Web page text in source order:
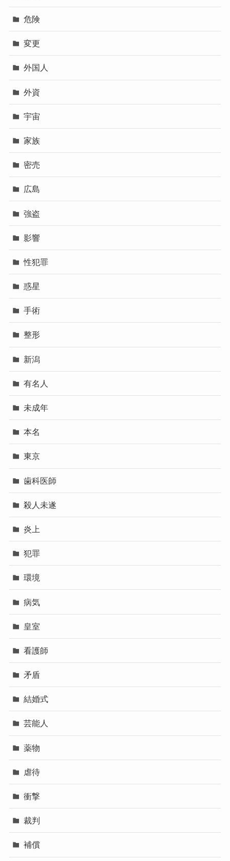
危険
変更
外国人
外資
宇宙
家族
密売
広島
強盗
影響
性犯罪
惑星
手術
整形
新潟
有名人
未成年
本名
東京
歯科医師
殺人未遂
炎上
犯罪
環境
病気
皇室
看護師
矛盾
結婚式
芸能人
薬物
虐待
衝撃
裁判
補償